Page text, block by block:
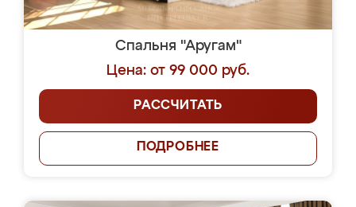
Спальня "Аругам"
Цена: от 99 000 руб.
РАССЧИТАТЬ
ПОДРОБНЕЕ